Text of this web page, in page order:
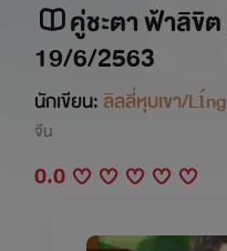
คู่ชะตา ฟ้าลิขิ
19/6/2563
นักเขียน:ลิลลี่หุบเขา/
จีน
0.0